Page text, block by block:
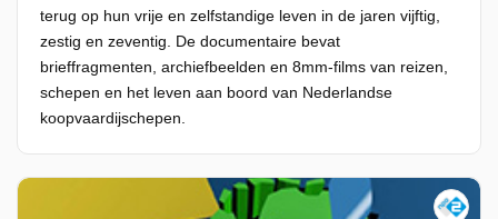
terug op hun vrije en zelfstandige leven in de jaren vijftig,
zestig en zeventig. De documentaire bevat
brieffragmenten, archiefbeelden en 8mm-films van reizen,
schepen en het leven aan boord van Nederlandse
koopvaardijschepen.